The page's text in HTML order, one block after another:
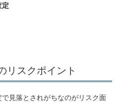
定
リスクポイント
見落とされがちなのがリスク面